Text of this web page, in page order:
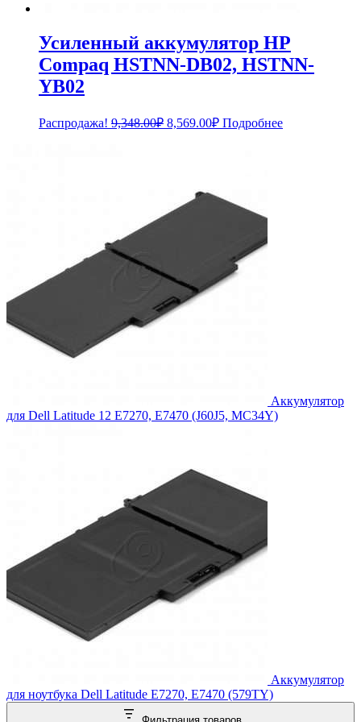
Усиленный аккумулятор HP
Compaq HSTNN-DB02, HSTNN-
YB02
Распродажа! 9,348.00₽ Первоначальная
8,569.00₽Текущая
цена:
Подробнее
Аккумулятор
для Dell Latitude 12 E7270, E7470 (J60J5, MC34Y)
Аккумулятор
для ноутбука Dell Latitude E7270, E7470 (579TY)